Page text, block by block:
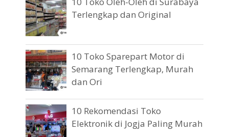
Terlengkap dan Original
10 Toko Sparepart Motor di
Semarang Terlengkap, Murah
dan Ori
10 Rekomendasi Toko
Elektronik di Jogja Paling Murah